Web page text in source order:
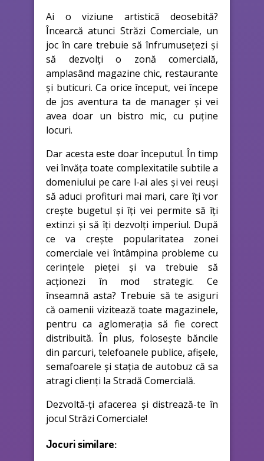
Ai o viziune artistică deosebită?
Încearcă atunci Străzi Comerciale, un
joc în care trebuie să înfrumusețezi și
să dezvolți o zonă comercială,
amplasând magazine chic, restaurante
și buticuri. Ca orice început, vei începe
de jos aventura ta de manager și vei
avea doar un bistro mic, cu puține
locuri.
Dar acesta este doar începutul. În timp
vei învăța toate complexitatile subtile a
domeniului pe care l-ai ales și vei reuși
să aduci profituri mai mari, care îți vor
crește bugetul și îți vei permite să îți
extinzi și să îți dezvolți imperiul. După
ce va crește popularitatea zonei
comerciale vei întâmpina probleme cu
cerințele pieței și va trebuie să
acționezi în mod strategic. Ce
înseamnă asta? Trebuie să te asiguri
că oamenii vizitează toate magazinele,
pentru ca aglomerația să fie corect
distribuită. În plus, folosește băncile
din parcuri, telefoanele publice, afișele,
semafoarele și stația de autobuz că sa
atragi clienți la Stradă Comercială.
Dezvoltă-ți afacerea și distrează-te în
jocul Străzi Comerciale!
Jocuri similare: